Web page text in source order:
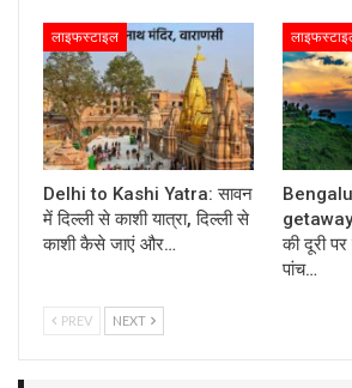
लाइफस्टाइल
Delhi to Kashi Yatra: सावन
में दिल्ली से काशी यात्रा, दिल्ली से
काशी कैसे जाएं और…
की दूरी
पांच…
PREV NEXT